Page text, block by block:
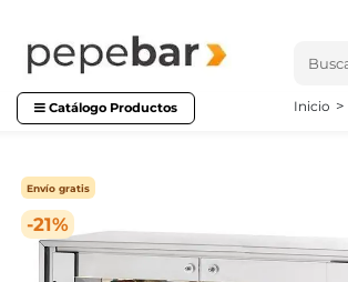
Catálogo Productos Inicio
-21%
Envío gratis